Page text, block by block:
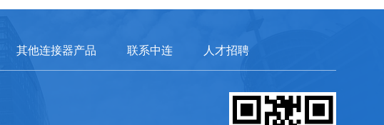
其他连接器产品 联系中连 人才招聘